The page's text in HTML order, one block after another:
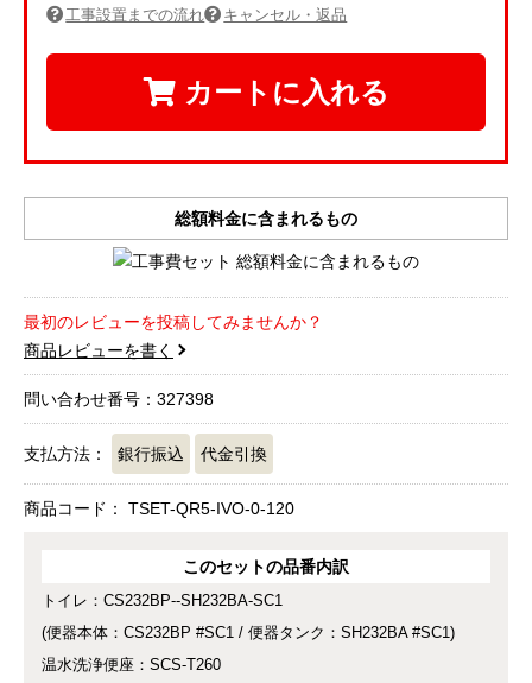
工事設置までの流れ キャンセル・返品
カートに入れる
総額料金に含まれるもの
最初のレビューを投稿してみませんか？
商品レビューを書く
問い合わせ番号：327398
支払方法： 銀行振込 代金引換
商品コード： TSET-QR5-IVO-0-120
このセットの品番内訳
トイレ：CS232BP--SH232BA-SC1
(便器本体：CS232BP #SC1 / 便器タンク：SH232BA #SC1)
温水洗浄便座：SCS-T260